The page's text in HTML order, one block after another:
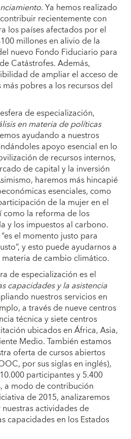
. Ya hemos realizado
recientemente con
los países afectados por el
millones en alivio de la
nuevo Fondo Fiduciario para
Catástrofes. Además,
de ampliar el acceso de
pobres a los recursos del
de especialización,
en materia de políticas
ayudando a nuestros
apoyo esencial en lo
de recursos internos,
de capital y la inversión
haremos más hincapié
esenciales, como
de la mujer en el
la reforma de los
y los impuestos al carbono.
el momento justo para
y esto puede ayudarnos a
de cambio climático.
de especialización es el
capacidades y la asistencia
nuestros servicios en
a través de nueve centros
técnica y siete centros
ubicados en África, Asia,
Medio. También estamos
oferta de cursos abiertos
por sus siglas en inglés),
participantes y 5.400
a modo de contribución
de 2015, analizaremos
actividades de
capacidades en los Estados